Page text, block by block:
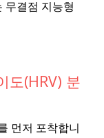
무결점 지능형
도(HRV) 분
먼저 포착합니